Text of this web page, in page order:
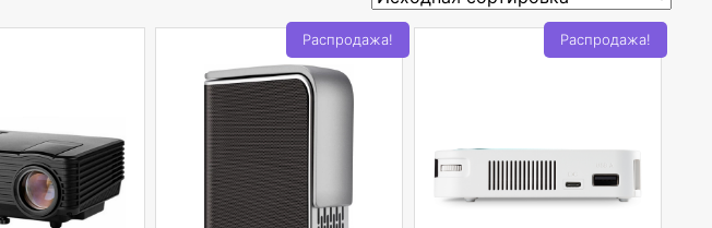
Распродажа! Распродажа!